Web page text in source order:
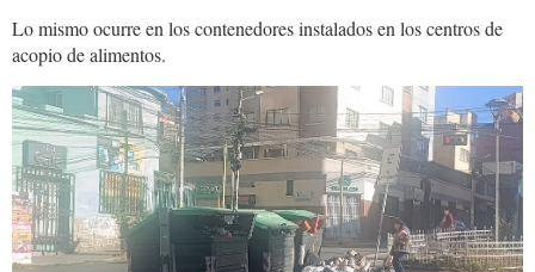
Lo mismo ocurre en los contenedores instalados en los centros de
acopio de alimentos.
basura.LaPaz_.jpg